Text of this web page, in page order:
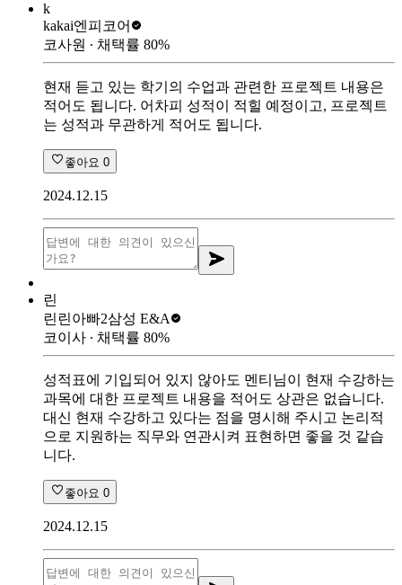
k
kakai엔피코어
코사원 ∙ 채택률 80%
현재 듣고 있는 학기의 수업과 관련한 프로젝트 내용은
적어도 됩니다. 어차피 성적이 적힐 예정이고, 프로젝트
는 성적과 무관하게 적어도 됩니다.
좋아요 0
2024.12.15
린
린린아빠2삼성 E&A
코이사 ∙ 채택률 80%
성적표에 기입되어 있지 않아도 멘티님이 현재 수강하는
과목에 대한 프로젝트 내용을 적어도 상관은 없습니다.
대신 현재 수강하고 있다는 점을 명시해 주시고 논리적
으로 지원하는 직무와 연관시켜 표현하면 좋을 것 같습
니다.
좋아요 0
2024.12.15